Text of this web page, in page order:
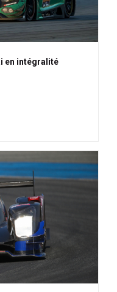
en intégralité